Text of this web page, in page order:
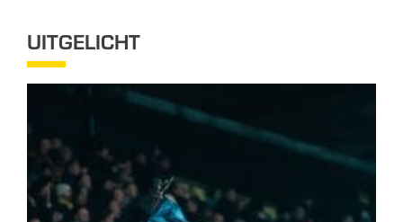
UITGELICHT